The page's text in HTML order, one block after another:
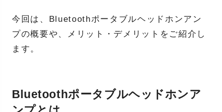
今回は、Bluetoothポータブルヘッドホンアン
プの概要や、メリット・デメリットをご紹介し
ます。
Bluetoothポータブルヘッドホンア